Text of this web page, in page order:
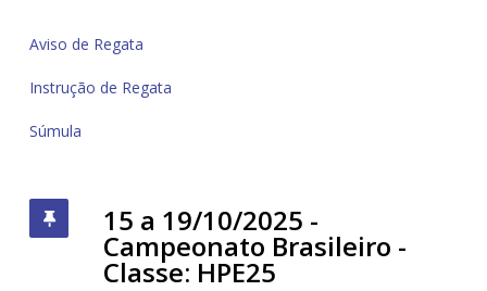
Aviso de Regata
Instrução de Regata
Súmula
15 a 19/10/2025 -
Campeonato Brasileiro -
Classe: HPE25